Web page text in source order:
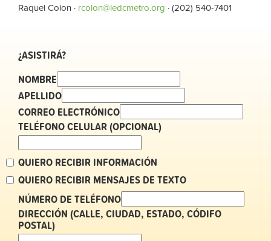
Raquel Colon · rcolon@ledcmetro.org · (202) 540-7401
¿ASISTIRÁ?
NOMBRE
APELLIDO
CORREO ELECTRÓNICO
TELÉFONO CELULAR (OPCIONAL)
QUIERO RECIBIR INFORMACIÓN
QUIERO RECIBIR MENSAJES DE TEXTO
NÚMERO DE TELÉFONO
DIRECCIÓN (CALLE, CIUDAD, ESTADO, CÓDIFO
POSTAL)